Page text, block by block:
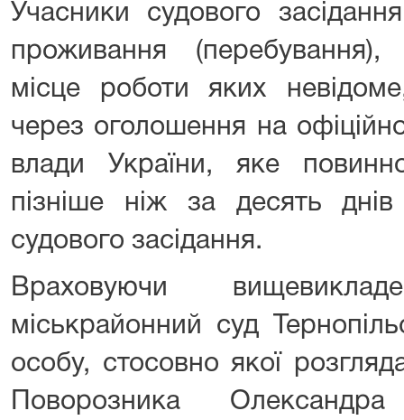
Учасники судового
проживання
місце роботи яких
через оголошення на
влади України, яке
пізніше ніж за десять
судового засідання.
Враховуючи
міськрайонний суд
особу, стосовно якої
Поворозника